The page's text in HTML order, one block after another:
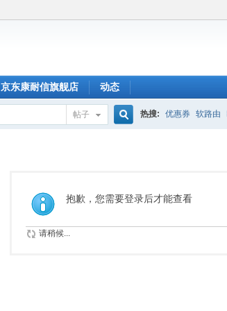
京东康耐信旗舰店 动态
帖子
索
热搜: 优惠券 软路由
抱歉，您需要登录后才能查看
请稍候...